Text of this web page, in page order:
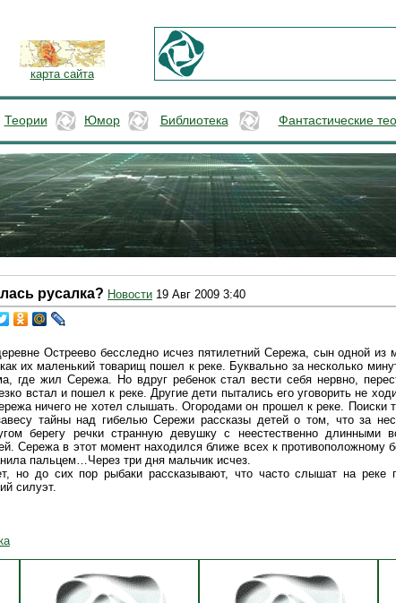
карта сайта
Теории Юмор Библиотека Фантастические
русалка? Новости 19 Авг 2009 3:40
Остреево бесследно исчез пятилетний Сережа, сын одной из
их маленький товарищ пошел к реке. Буквально за несколько
где жил Сережа. Но вдруг ребенок стал вести себя нервно,
встал и пошел к реке. Другие дети пытались его уговорить не
ничего не хотел слышать. Огородами он прошел к реке. Поиски
тайны над гибелью Сережи рассказы детей о том, что за
берегу речки странную девушку с неестественно длинными
Сережа в этот момент находился ближе всех к противоположному
пальцем…Через три дня мальчик исчез.
но до сих пор рыбаки рассказывают, что часто слышат на реке
силуэт.